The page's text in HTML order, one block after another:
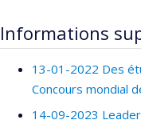
Informations
13-01-2022 Des
Concours mondial
14-09-2023